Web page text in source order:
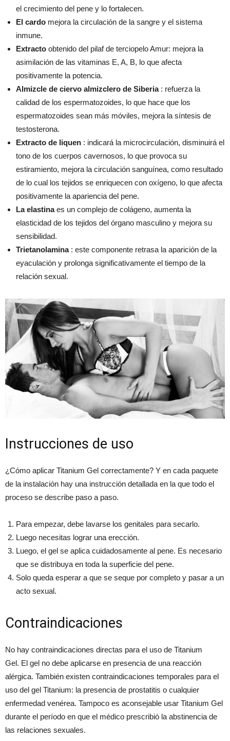
el crecimiento del pene y lo fortalecen.
El cardo mejora la circulación de la sangre y el sistema
inmune.
Extracto obtenido del pilaf de terciopelo Amur: mejora la
asimilación de las vitaminas E, A, B, lo que afecta
positivamente la potencia.
Almizcle de ciervo almizclero de Siberia: refuerza la
calidad de los espermatozoides, lo que hace que los
espermatozoides sean más móviles, mejora la síntesis de
testosterona.
Extracto de liquen : indicará la microcirculación, disminuirá el
tono de los cuerpos cavernosos, lo que provoca su
estiramiento, mejora la circulación sanguínea, como resultado
de lo cual los tejidos se enriquecen con oxígeno, lo que afecta
positivamente la apariencia del pene.
La elastinaes un complejo de colágeno, aumenta la
elasticidad de los tejidos del órgano masculino y mejora su
sensibilidad.
Trietanolamina: este componente retrasa la aparición de la
eyaculación y prolonga significativamente el tiempo de la
relación sexual.
Instrucciones de uso
¿Cómo aplicar Titanium Gel correctamente? Y en cada paquete
de la instalación hay una instrucción detallada en la que todo el
proceso se describe paso a paso.
Para empezar, debe lavarse los genitales para secarlo.
Luego necesitas lograr una erección.
Luego, el gel se aplica cuidadosamente al pene. Es necesario
que se distribuya en toda la superficie del pene.
Solo queda esperar a que se seque por completo y pasar a un
acto sexual.
Contraindicaciones
No hay contraindicaciones directas para el uso de Titanium
Gel. El gel no debe aplicarse en presencia de una reacción
alérgica. También existen contraindicaciones temporales para el
uso del gel Titanium: la presencia de prostatitis o cualquier
enfermedad venérea. Tampoco es aconsejable usar Titanium Gel
durante el período en que el médico prescribió la abstinencia de
las relaciones sexuales.